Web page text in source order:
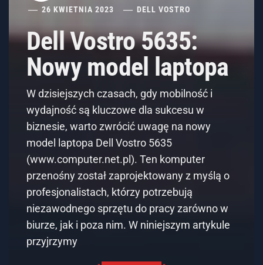
26 KWIETNIA 2023 DELL VOSTRO
Dell Vostro 5635:
Nowy model laptopa
W dzisiejszych czasach, gdy mobilność i
wydajność są kluczowe dla sukcesu w
biznesie, warto zwrócić uwagę na nowy
model laptopa Dell Vostro 5635
(www.computer.net.pl). Ten komputer
przenośny został zaprojektowany z myślą o
profesjonalistach, którzy potrzebują
niezawodnego sprzętu do pracy zarówno w
biurze, jak i poza nim. W niniejszym artykule
przyjrzymy